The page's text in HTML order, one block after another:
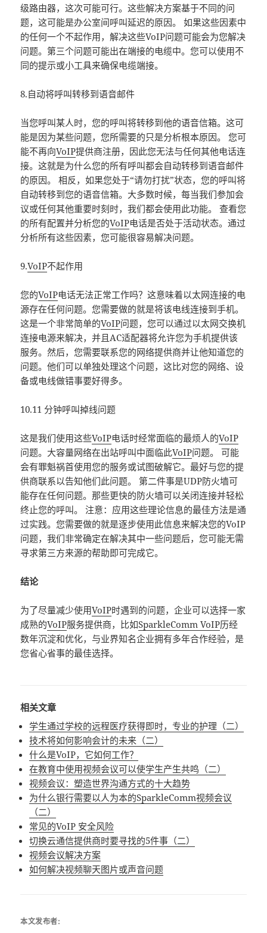
级路由器，这次可能可行。这些解决方案基于不同的问
题，这可能是办公室间呼叫延迟的原因。 如果这些因素中
的任何一个不起作用，解决这些VoIP问题可能会为您解决
问题。第三个问题可能出在端接的电缆中。您可以使用不
同的提示或小工具来确保电缆端接。
8.自动将呼叫转移到语音邮件
当您呼叫某人时，您的呼叫将转移到他的语音信箱。这可
能是因为某些问题，您所需要的只是分析根本原因。 您可
能不再向VoIP提供商注册，因此您无法与任何其他电话连
接。这就是为什么您的所有呼叫都会自动转移到语音邮件
的原因。 相反，如果您处于“请勿打扰”状态，您的呼叫将
自动转移到您的语音信箱。大多数时候，每当我们参加会
议或任何其他重要时刻时，我们都会使用此功能。 查看您
的所有配置并分析您的VoIP电话是否处于活动状态。通过
分析所有这些因素，您可能很容易解决问题。
9.VoIP不起作用
您的VoIP电话无法正常工作吗？这意味着以太网连接的电
源存在任何问题。您需要做的就是将该电线连接到手机。
这是一个非常简单的VoIP问题，您可以通过以太网交换机
连接电源来解决，并且AC适配器将允许您为手机提供该
服务。然后，您需要联系您的网络提供商并让他知道您的
问题。他们可以单独处理这个问题，这比对您的网络、设
备或电线做错事要好得多。
10.11 分钟呼叫掉线问题
这是我们使用这些VoIP电话时经常面临的最烦人的VoIP
问题。大容量网络在出站呼叫中面临此VoIP问题。 可能
会有罪魁祸首使用您的服务或试图破解它。最好与您的提
供商联系以告知他们此问题。 第二件事是UDP防火墙可
能存在任何问题。那些更快的防火墙可以关闭连接并轻松
终止您的呼叫。 注意：应用这些理论信息的最佳方法是通
过实践。您需要做的就是逐步使用此信息来解决您的VoIP
问题，我们非常确定在解决其中一些问题后，您可能无需
寻求第三方来源的帮助即可完成它。
结论
为了尽量减少使用VoIP时遇到的问题，企业可以选择一家
成熟的VoIP服务提供商，比如SparkleComm VoIP历经
数年沉淀和优化，与业界知名企业拥有多年合作经验，是
您省心省事的最佳选择。
相关文章
学生通过学校的远程医疗获得即时，专业的护理（二）
技术将如何影响会计的未来（二）
什么是VoIP，它如何工作？
在教育中使用视频会议可以使学生产生共鸣（二）
视频会议：塑造世界沟通方式的十大趋势
为什么银行需要以人为本的SparkleComm视频会议
（二）
常见的VoIP 安全风险
切换云通信提供商时要寻找的5件事（二）
视频会议解决方案
如何解决视频聊天图片或声音问题
本文发布者: